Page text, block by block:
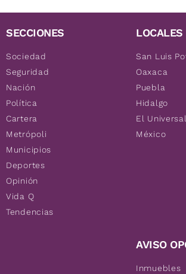
SECCIONES
Sociedad
Seguridad
Nación
Política
Cartera
Metrópoli
Municipios
Deportes
Opinión
Vida Q
Tendencias
LOCALES
San Luis
Oaxaca
Puebla
Hidalgo
El
México
AVISO
Inmuebles